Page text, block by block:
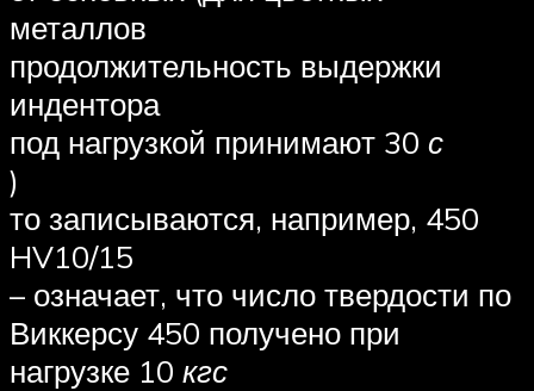
металлов
продолжительность выдержки
индентора
под нагрузкой принимают 30 с
)
то записываются, например, 450
HV10/15
– означает, что число твердости по
Виккерсу 450 получено при
нагрузке 10 кгс